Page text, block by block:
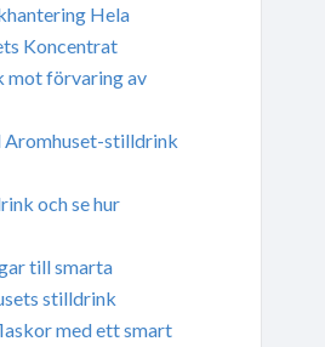
Hela
Koncentrat
mot förvaring av
Aromhuset-stilldrink
och se hur
till smarta
stilldrink
med ett smart